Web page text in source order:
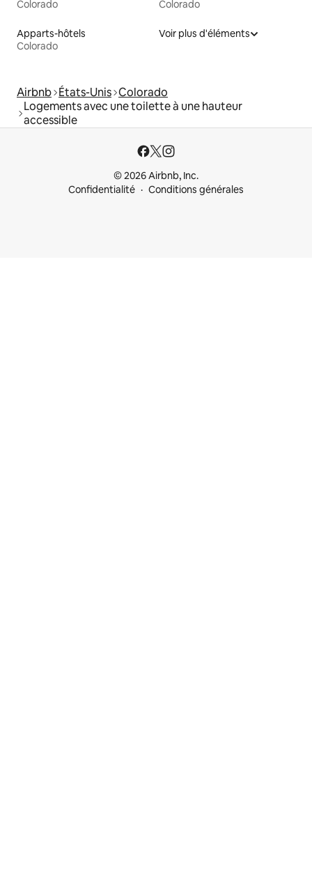
Colorado Colorado
Apparts-hôtels
Colorado
Voir plus d'éléments
Airbnb États-Unis Colorado
Logements avec une toilette à une hauteur
accessible
© 2026 Airbnb, Inc.
Confidentialité
Conditions générales